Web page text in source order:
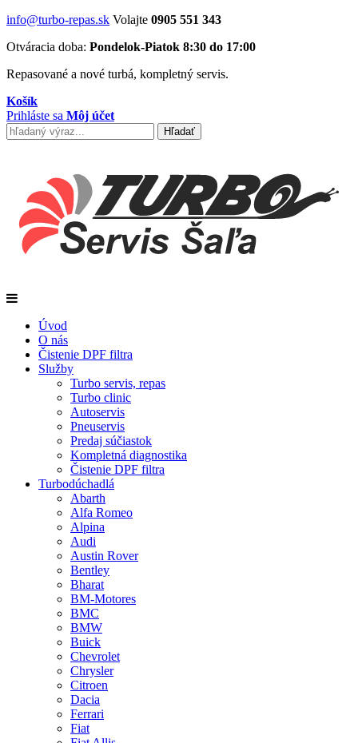
info@turbo-repas.sk Volajte 0905 551 343
Otváracia doba: Pondelok-Piatok 8:30 do 17:00
Repasované a nové turbá, kompletný servis.
Košík
Prihláste sa Môj účet
Úvod
O nás
Čistenie DPF filtra
Služby
Turbo servis, repas
Turbo clinic
Autoservis
Pneuservis
Predaj súčiastok
Kompletná diagnostika
Čistenie DPF filtra
Turbodúchadlá
Abarth
Alfa Romeo
Alpina
Audi
Austin Rover
Bentley
Bharat
BM-Motores
BMC
BMW
Buick
Chevrolet
Chrysler
Citroen
Dacia
Ferrari
Fiat